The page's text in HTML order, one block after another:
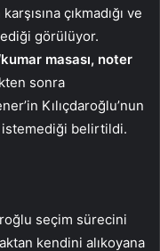
çıkmadığı ve
görülüyor.
masası, noter
sonra
Kılıçdaroğlu’nun
istemediği belirtildi.
seçim sürecini
kendini alıkoyana